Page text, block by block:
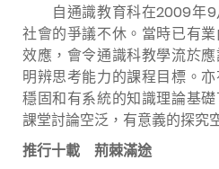
自通識教育科在2009年9
社會的爭議不休。當時已有
效應，會令通識科教學流於
明辨思考能力的課程目標。
穩固和有系統的知識理論基
課堂討論空泛，有意義的探究
推行十載 荊棘滿途